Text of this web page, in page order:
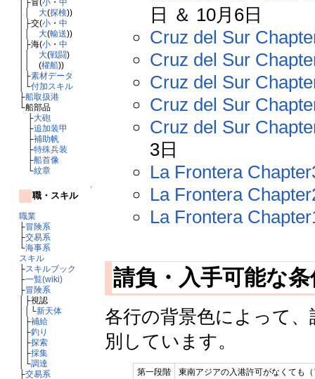
大(探検))
│├交(小・ 中
大(輸送))
│├海(小・ 中
大(戦闘)
││ (櫂船))
│├素材データ
│└付加スキル
├船取扱港
└船部品
├大砲
├追加装甲
├補助帆
├特殊兵装
├船首像
└紋章
↑
職・スキル
職業
├冒険系
├交易系
└海事系
スキル
├スキルブック
├一覧(wiki)
├冒険系
│├視認
││└新天体
│├補給
│├釣り
│├探索
│├採集
│└調達
├交易系
日 ＆ 10月6日
Cruz del Sur
Cruz del Sur
Cruz del Sur
Cruz del Sur
Cruz del Sur
3日
La Frontera
La Frontera
La Frontera
請負・入手可能な
各行の背景色によって
別しています。
第一段階
東南アジアの入港許可がなくても